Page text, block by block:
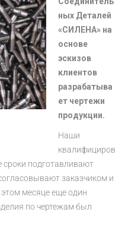
ных Деталей
«СИЛЕНА» на
основе
эскизов
клиентов
разрабатыва
ет чертежи
продукции.
Наши
квалифициров
подготавливают
заказчиком и
месяце еще один
по чертежам был